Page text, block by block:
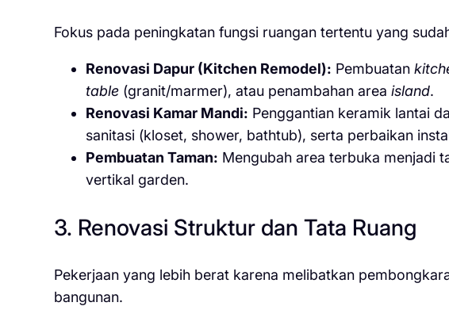
Fokus pada peningkatan fungsi ruangan tertentu yang
Renovasi Dapur (Kitchen Remodel): Pembuatan
table(granit/marmer), atau penambahan area island.
Renovasi Kamar Mandi: Penggantian keramik lantai
sanitasi (kloset, shower, bathtub), serta perbaikan
Pembuatan Taman: Mengubah area terbuka menjadi
vertikal garden.
3. Renovasi Struktur dan Tata Ruang
Pekerjaan yang lebih berat karena melibatkan
bangunan.